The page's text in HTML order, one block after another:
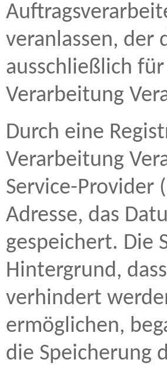
veranlassen, der
ausschließlich
Verarbeitung
Durch eine
Verarbeitung
Service-Provider
Adresse, das
gespeichert. Die
Hintergrund,
verhindert
ermöglichen,
die Speicherung